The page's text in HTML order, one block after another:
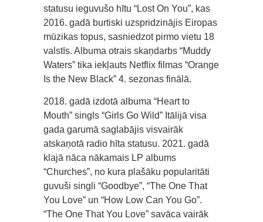
statusu ieguvušo hītu “Lost On You”, kas
2016. gadā burtiski uzspridzinājis Eiropas
mūzikas topus, sasniedzot pirmo vietu 18
valstīs. Albuma otrais skaņdarbs “Muddy
Waters” tika iekļauts Netflix filmas “Orange
Is the New Black” 4. sezonas finālā.
2018. gadā izdotā albuma “Heart to
Mouth” singls “Girls Go Wild” Itālijā visa
gada garumā saglabājis visvairāk
atskaņotā radio hīta statusu. 2021. gadā
klajā nāca nākamais LP albums
“Churches”, no kura plašāku popularitāti
guvuši singli “Goodbye”, “The One That
You Love” un “How Low Can You Go”.
“The One That You Love” savāca vairāk